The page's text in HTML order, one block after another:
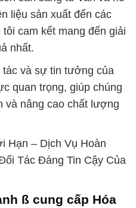
liệu sản xuất đến các
cam kết mang đến giải
nhất.
và sự tin tưởng của
quan trọng, giúp chúng
và nâng cao chất lượng
Hạn – Dịch Vụ Hoàn
Tác Đáng Tin Cậy Của
ß cung cấp Hóa